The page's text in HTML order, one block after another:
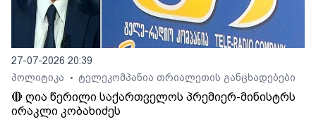
27-07-2026 20:39
პოლიტიკა
• ტელეკომპანია თრიალეთის განცხადებები
🔴 ღია წერილი საქართველოს პრემიერ-მინისტრს
ირაკლი კობახიძეს